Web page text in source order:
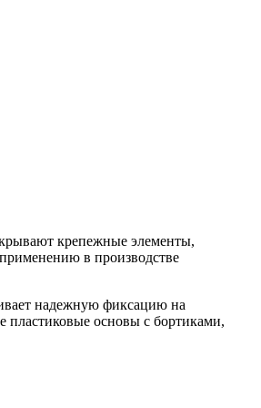
крепежные элементы,
в производстве
надежную фиксацию на
пластиковые основы с бортиками,